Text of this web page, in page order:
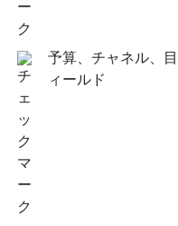
予算、チャネル、
ィールド